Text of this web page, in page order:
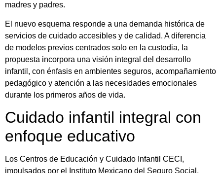
madres y padres.
El nuevo esquema responde a una demanda histórica de
servicios de cuidado accesibles y de calidad. A diferencia
de modelos previos centrados solo en la custodia, la
propuesta incorpora una visión integral del desarrollo
infantil, con énfasis en ambientes seguros, acompañamiento
pedagógico y atención a las necesidades emocionales
durante los primeros años de vida.
Cuidado infantil integral con
enfoque educativo
Los Centros de Educación y Cuidado Infantil CECI,
impulsados por el
Instituto Mexicano del Seguro Social ,